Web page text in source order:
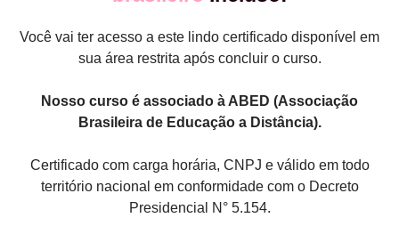
Você vai ter acesso a este lindo certificado disponível em
sua área restrita após concluir o curso.
Nosso curso é associado à ABED (Associação
Brasileira de Educação a Distância).
Certificado com carga horária, CNPJ e válido em todo
território nacional em conformidade com o Decreto
Presidencial N° 5.154.